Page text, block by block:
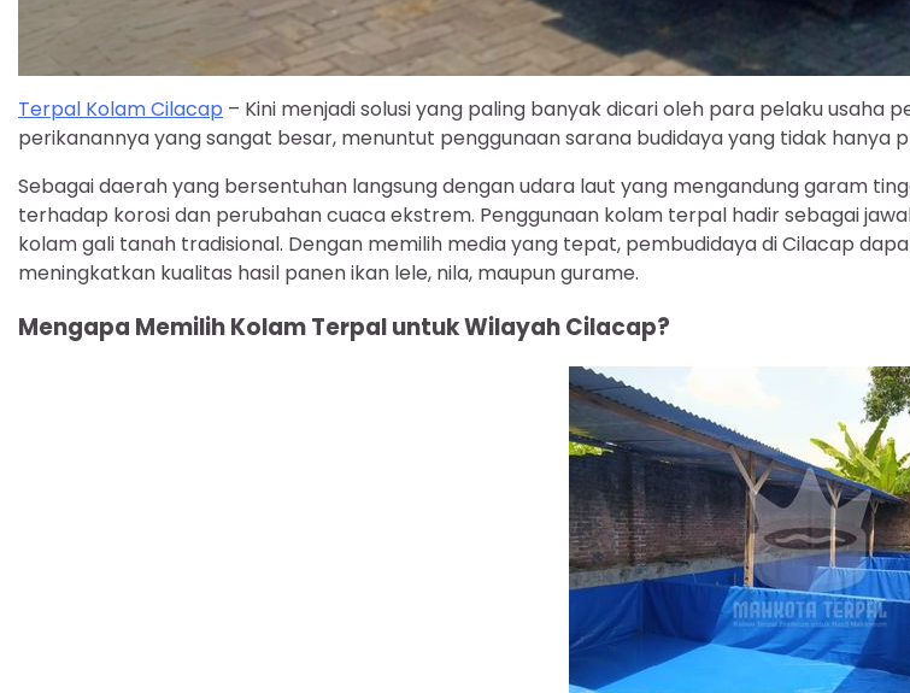
Terpal Kolam Cilacap – Kini menjadi solusi yang paling banyak dicari oleh para pelaku usaha
perikanannya yang sangat besar, menuntut penggunaan sarana budidaya yang tidak hanya
Sebagai daerah yang bersentuhan langsung dengan udara laut yang mengandung garam
terhadap korosi dan perubahan cuaca ekstrem. Penggunaan kolam terpal hadir sebagai
kolam gali tanah tradisional. Dengan memilih media yang tepat, pembudidaya di Cilacap
meningkatkan kualitas hasil panen ikan lele, nila, maupun gurame.
Mengapa Memilih Kolam Terpal untuk Wilayah Cilacap?